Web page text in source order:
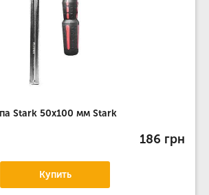
Stark 50x100 мм Stark
186 грн
Купить